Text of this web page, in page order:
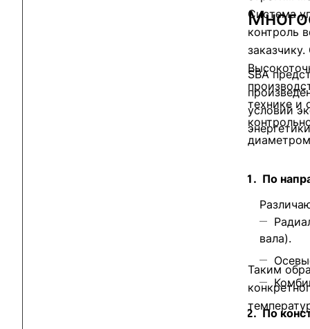
Система
контроль
технике и
SBA
условий
По
вала).
По
Таким